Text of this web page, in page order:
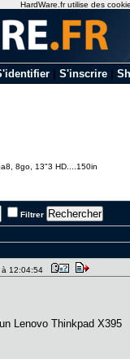
| S'inscrire|
8go, 13"3 HD....150in
Filtrer
à 12:04:54
Lenovo Thinkpad X395
HardWare.fr utilise des